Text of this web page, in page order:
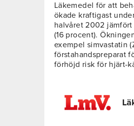
Läkemedel för att
ökade kraftigast
halvåret 2002
(16 procent).
exempel simvastatin
förstahandspreparat
förhöjd risk för hjärt-